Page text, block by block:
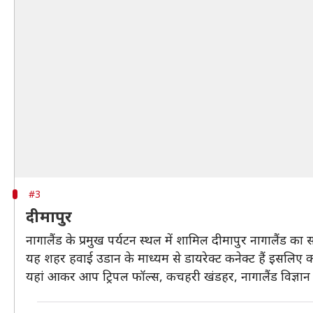
#3
दीमापुर
नागालैंड के प्रमुख पर्यटन स्थल में शामिल दीमापुर नागालैंड
यह शहर हवाई उडान के माध्यम से डायरेक्ट कनेक्ट हैं इसलिए
यहां आकर आप ट्रिपल फॉल्स, कचहरी खंडहर, नागालैंड